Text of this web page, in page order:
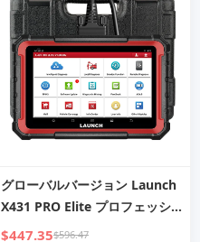
アルミ製懐中電灯、多機能ハサ
ミ、黒絶縁テープ、ホーム＆
グローバルバージョン Launch
X431 PRO Elite プロフェッシ
ョナル自動車スキャナー 全シス
$447.35$596.47